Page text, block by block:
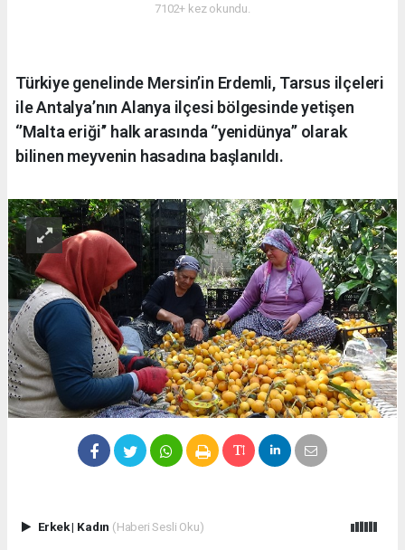
7102+ kez okundu.
Türkiye genelinde Mersin’in Erdemli, Tarsus ilçeleri
ile Antalya’nın Alanya ilçesi bölgesinde yetişen
‘’Malta eriği’’ halk arasında ‘’yenidünya’’ olarak
bilinen meyvenin hasadına başlanıldı.
Erkek| Kadın (Haberi Sesli Oku)